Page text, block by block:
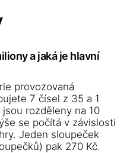
a jaká je hlavní
provozovaná
7 čísel z 35 a 1
rozděleny na 10
se počítá v závislosti
Jeden sloupeček
pak 270 Kč.